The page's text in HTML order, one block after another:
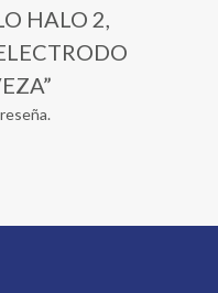
HALO 2,